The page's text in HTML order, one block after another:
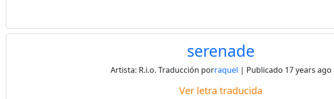
serenade
Artista: R.i.o. Traducción porraquel | Publicado 17 years ago
Ver letra traducida